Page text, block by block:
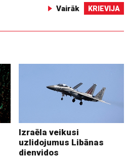
Vairāk KRIEVIJA
Izraēla veikusi
uzlidojumus Libānas
dienvidos